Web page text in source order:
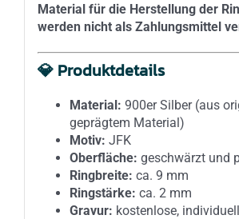
Material für die Herstellung der
werden nicht als Zahlungsmittel
💎 Produktdetails
Material: 900er Silber (aus
geprägtem Material)
Motiv: JFK
Oberfläche: geschwärzt und
Ringbreite: ca. 9 mm
Ringstärke: ca. 2 mm
Gravur: kostenlose,